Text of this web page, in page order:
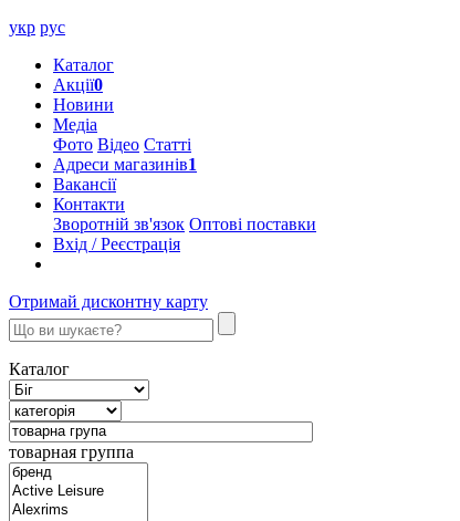
укр рус
Каталог
Акції0
Новини
Медіа
Фото Відео Статті
Адреси магазинів1
Вакансії
Контакти
Зворотній зв'язок Оптові поставки
Вхід / Реєстрація
Отримай дисконтну карту
Каталог
товарная группа